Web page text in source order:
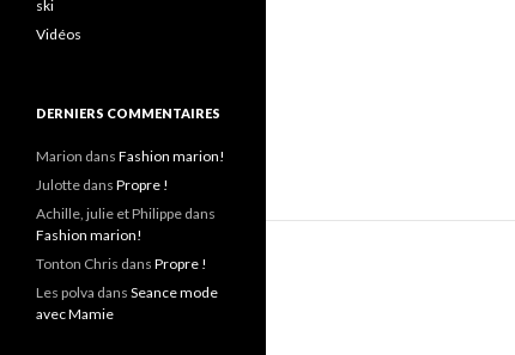
ski
Vidéos
DERNIERS COMMENTAIRES
Marion dans Fashion marion!
Julotte dans Propre !
Achille, julie et Philippe dans
Fashion marion!
Tonton Chris dans Propre !
Les polva dans Seance mode
avec Mamie